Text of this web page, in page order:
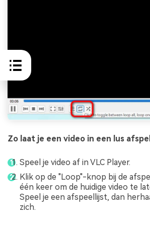
Zo laat je een video in een lus
Speel je video af in VLC Player.
Klik op de "Loop"-knop bij de
één keer om de huidige video te
Speel je een afspeellijst, dan
zich.